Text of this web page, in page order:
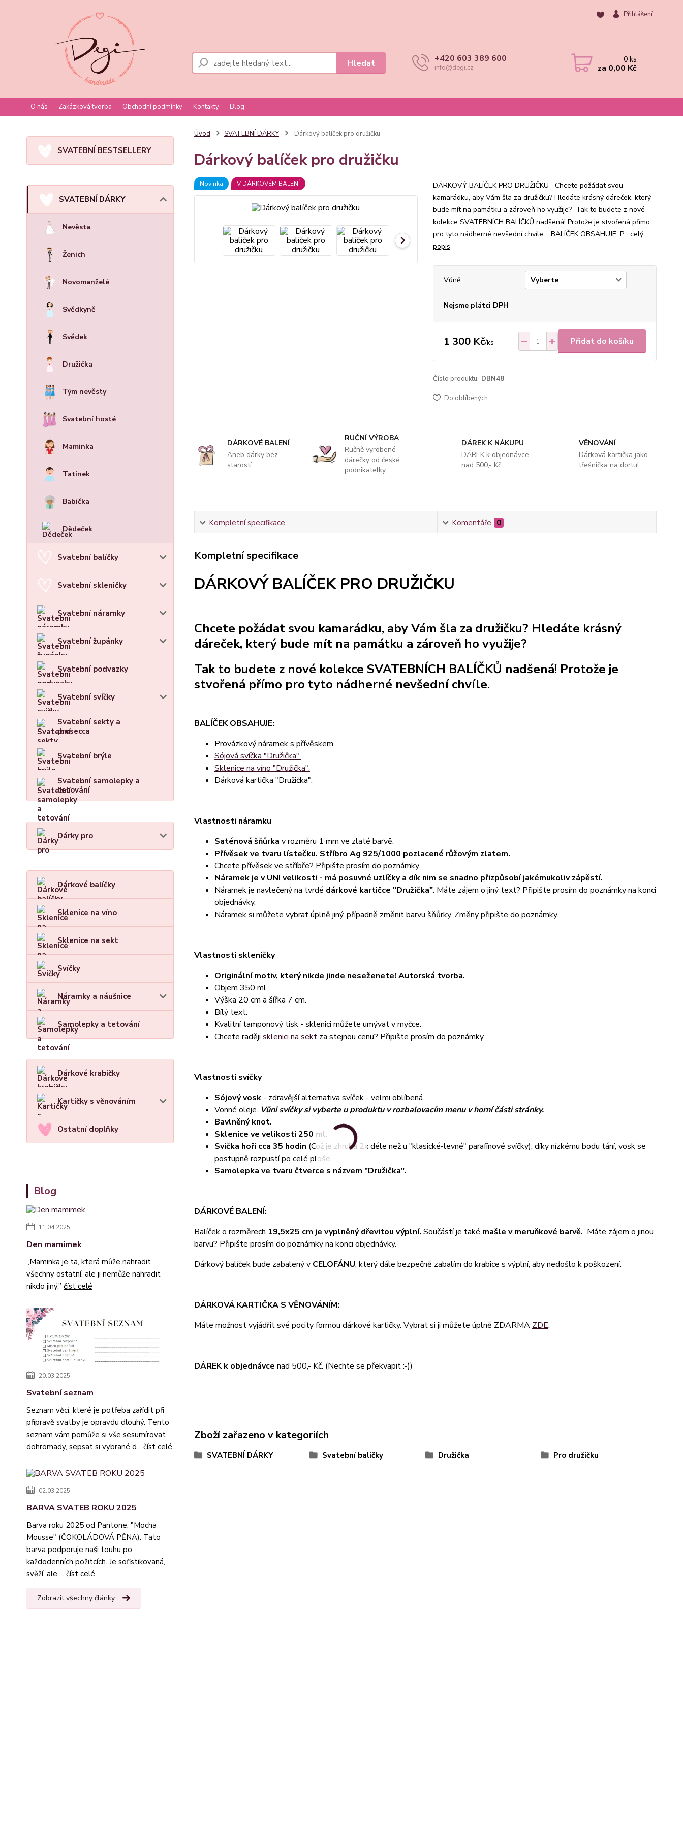
O nás Zakázková tvorba Obchodní podmínky Kontakty Blog
Přihlášení
Hledat +420 603 389 600
info@degi.cz
0ks
za 0,00 Kč
SVATEBNÍ BESTSELLERY
SVATEBNÍ DÁRKY
Nevěsta
Ženich
Novomanželé
Svědkyně
Svědek
Družička
Tým nevěsty
Svatební hosté
Maminka
Tatínek
Babička
Dědeček
Svatební balíčky
Svatební skleničky
Svatební náramky
Svatební župánky
Svatební podvazky
Svatební svíčky
Svatební sekty a
prosecca
Svatební brýle
Svatební samolepky a
tetování
Dárky pro
Dárkové balíčky
Sklenice na víno
Sklenice na sekt
Svíčky
Náramky a náušnice
Samolepky a tetování
Dárkové krabičky
Kartičky s věnováním
Ostatní doplňky
Blog
11.04.2025
Den mamimek
„Maminka je ta, která může nahradit
všechny ostatní, ale ji nemůže nahradit
nikdo jiný.” číst celé
20.03.2025
Svatební seznam
Seznam věcí, které je potřeba zařídit při
přípravě svatby je opravdu dlouhý. Tento
seznam vám pomůže si vše sesumírovat
dohromady, sepsat si vybrané d... číst celé
02.03.2025
BARVA SVATEB ROKU 2025
Barva roku 2025 od Pantone, "Mocha
Mousse" (ČOKOLÁDOVÁ PĚNA). Tato
barva podporuje naši touhu po
každodenních požitcích. Je sofistikovaná,
svěží, ale ... číst celé
Zobrazit všechny články
Úvod SVATEBNÍ DÁRKY Dárkový balíček pro družičku
Dárkový balíček pro družičku
Novinka V DÁRKOVÉM BALENÍ
DÁRKOVÝ BALÍČEK PRO DRUŽIČKU Chcete požádat svou
kamarádku, aby Vám šla za družičku? Hledáte krásný dáreček, který
bude mít na památku a zároveň ho využije? Tak to budete z nové
kolekce SVATEBNÍCH BALÍČKŮ nadšená! Protože je stvořená přímo
pro tyto nádherné nevšední chvíle. BALÍČEK OBSAHUJE: P... celý
popis
Vůně
Nejsme plátci DPH
1 300 Kč/ks Přidat do košíku
Číslo produktu: DBN48
Do oblíbených
DÁRKOVÉ BALENÍ
Aneb dárky bez
starostí.
RUČNÍ VÝROBA
Ručně vyrobené
dárečky od české
podnikatelky.
DÁREK K NÁKUPU
DÁREK k objednávce
nad 500,- Kč.
VĚNOVÁNÍ
Dárková kartička jako
třešnička na dortu!
Kompletní specifikace Komentáře 0
Kompletní specifikace
DÁRKOVÝ BALÍČEK PRO DRUŽIČKU
Chcete požádat svou kamarádku, aby Vám šla za družičku? Hledáte krásný
dáreček, který bude mít na památku a zároveň ho využije?
Tak to budete z nové kolekce SVATEBNÍCH BALÍČKŮ nadšená! Protože je
stvořená přímo pro tyto nádherné nevšední chvíle.
BALÍČEK OBSAHUJE:
Provázkový náramek s přívěskem.
Sójová svíčka "Družička".
Sklenice na víno "Družička".
Dárková kartička "Družička".
Vlastnosti náramku
Saténová šňůrka v rozměru 1 mm ve zlaté barvě.
Přívěsek ve tvaru lístečku. Stříbro Ag 925/1000 pozlacené růžovým zlatem.
Chcete přívěsek ve stříbře? Připište prosím do poznámky.
Náramek je v UNI velikosti - má posuvné uzlíčky a dík nim se snadno přizpůsobí jakémukoliv zápěstí.
Náramek je navlečený na tvrdé dárkové kartičce "Družička". Máte zájem o jiný text? Připište prosím do poznámky na konci
objednávky.
Náramek si můžete vybrat úplně jiný, případně změnit barvu šňůrky. Změny připište do poznámky.
Vlastnosti skleničky
Originální motiv, který nikde jinde neseženete! Autorská tvorba.
Objem 350 ml.
Výška 20 cm a šířka 7 cm.
Bílý text.
Kvalitní tamponový tisk - sklenici můžete umývat v myčce.
Chcete raději sklenici na sektza stejnou cenu? Připište prosím do poznámky.
Vlastnosti svíčky
Sójový vosk- zdravější alternativa svíček - velmi oblíbená.
Vonné oleje. Vůni svíčky si vyberte u produktu v rozbalovacím menu v horní části stránky.
Bavlněný knot.
Sklenice ve velikosti 250 ml.
Svíčka hoří cca 35 hodin (Což je zhruba 2x déle než u "klasické-levné" parafínové svíčky), díky nízkému bodu tání, vosk se
postupně rozpustí po celé ploše.
Samolepka ve tvaru čtverce s názvem "Družička".
DÁRKOVÉ BALENÍ:
Balíček o rozměrech 19,5x25 cm je vyplněný dřevitou výplní. Součástí je také mašle v meruňkové barvě. Máte zájem o jinou
barvu? Připište prosím do poznámky na konci objednávky.
Dárkový balíček bude zabalený vCELOFÁNU, který dále bezpečně zabalím do krabice s výplní, aby nedošlo k poškození.
DÁRKOVÁ KARTIČKA S VĚNOVÁNÍM:
Máte možnost vyjádřit své pocity formou dárkové kartičky. Vybrat si ji můžete úplně ZDARMA ZDE.
DÁREK k objednávce nad 500,- Kč. (Nechte se překvapit :-))
Zboží zařazeno v kategoriích
SVATEBNÍ DÁRKY Svatební balíčky Družička Pro družičku